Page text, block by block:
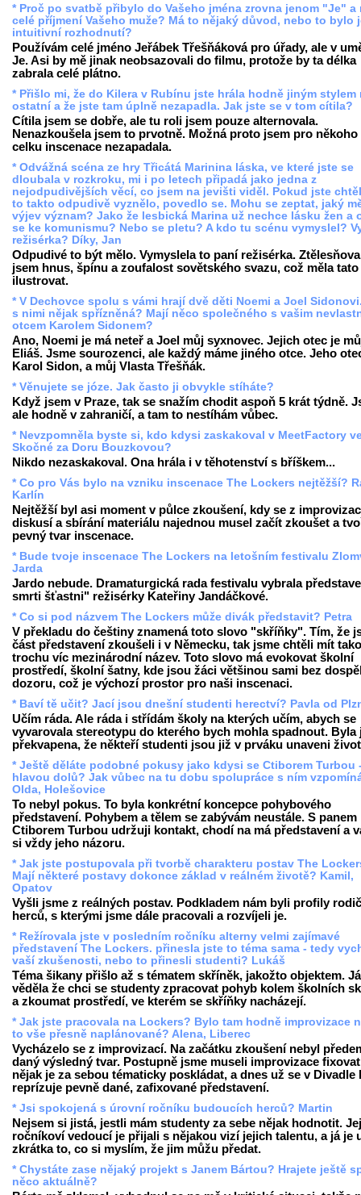
* Proč po svatbě přibylo do Vašeho jména zrovna jenom "Je" a
celé příjmení Vašeho muže? Má to nějaký důvod, nebo to bylo
intuitivní rozhodnutí?
Používám celé jméno Jeřábek Třešňáková pro úřady, ale v
Je. Asi by mě jinak neobsazovali do filmu, protože by ta délka
zabrala celé plátno.
* Přišlo mi, že do Kilera v Rubínu jste hrála hodně jiným stylem
ostatní a že jste tam úplně nezapadla. Jak jste se v tom cítila?
Cítila jsem se dobře, ale tu roli jsem pouze alternovala.
Nenazkoušela jsem to prvotně. Možná proto jsem pro někoho
celku inscenace nezapadala.
* Odvážná scéna ze hry Třicátá Marinina láska, ve které jste se
dloubala v rozkroku, mi i po letech připadá jako jedna z
nejodpudivějších věcí, co jsem na jevišti viděl. Pokud jste
to takto odpudivě vyznělo, povedlo se. Mohu se zeptat, jaký
výjev význam? Jako že lesbická Marina už nechce lásku žen a
se ke komunismu? Nebo se pletu? A kdo tu scénu vymyslel?
režisérka? Díky, Jan
Odpudivé to být mělo. Vymyslela to paní režisérka.
jsem hnus, špínu a zoufalost sovětského svazu, což měla tato
ilustrovat.
* V Dechovce spolu s vámi hrají dvě děti Noemi a Joel
s nimi nějak spřízněná? Mají něco společného s vašim
otcem Karolem Sidonem?
Ano, Noemi je má neteř a Joel můj syxnovec. Jejich otec je
Eliáš. Jsme sourozenci, ale každý máme jiného otce. Jeho
Karol Sidon, a můj Vlasta Třešňák.
* Věnujete se józe. Jak často ji obvykle stíháte?
Když jsem v Praze, tak se snažím chodit aspoň 5 krát týdně.
ale hodně v zahraničí, a tam to nestíhám vůbec.
* Nevzpomněla byste si, kdo kdysi zaskakoval v MeetFactory
Skočné za Doru Bouzkovou?
Nikdo nezaskakoval. Ona hrála i v těhotenství s bříškem...
* Co pro Vás bylo na vzniku inscenace The Lockers nejtěžší?
Karlín
Nejtěžší byl asi moment v půlce zkoušení, kdy se z
diskusí a sbírání materiálu najednou musel začít zkoušet a
pevný tvar inscenace.
* Bude tvoje inscenace The Lockers na letošním festivalu
Jarda
Jardo nebude. Dramaturgická rada festivalu vybrala
smrti šťastni" režisérky Kateřiny Jandáčkové.
* Co si pod názvem The Lockers může divák představit? Petra
V překladu do češtiny znamená toto slovo "skříňky". Tím, že
část představení zkoušeli i v Německu, tak jsme chtěli mít
trochu víc mezinárodní název. Toto slovo má evokovat školní
prostředí, školní šatny, kde jsou žáci většinou sami bez
dozoru, což je výchozí prostor pro naši inscenaci.
* Baví tě učit? Jací jsou dnešní studenti herectví? Pavla od
Učím ráda. Ale ráda i střídám školy na kterých učím, abych se
vyvarovala stereotypu do kterého bych mohla spadnout. Byla
překvapena, že někteří studenti jsou již v prváku unaveni
* Ještě děláte podobné pokusy jako kdysi se Ctiborem Turbou
hlavou dolů? Jak vůbec na tu dobu spolupráce s ním
Olda, Holešovice
To nebyl pokus. To byla konkrétní koncepce pohybového
představení. Pohybem a tělem se zabývám neustále. S panem
Ctiborem Turbou udržuji kontakt, chodí na má představení a
si vždy jeho názoru.
* Jak jste postupovala při tvorbě charakteru postav The
Mají některé postavy dokonce základ v reálném životě? Kamil,
Opatov
Vyšli jsme z reálných postav. Podkladem nám byli profily
herců, s kterými jsme dále pracovali a rozvíjeli je.
* Režírovala jste v posledním ročníku alterny velmi zajímavé
představení The Lockers. přinesla jste to téma sama - tedy
vaší zkušenosti, nebo to přinesli studenti? Lukáš
Téma šikany přišlo až s tématem skříněk, jakožto objektem.
věděla že chci se studenty zpracovat pohyb kolem školních
a zkoumat prostředí, ve kterém se skříňky nacházejí.
* Jak jste pracovala na Lockers? Bylo tam hodně improvizace
to vše přesně naplánované? Alena, Liberec
Vycházelo se z improvizací. Na začátku zkoušení nebyl
daný výsledný tvar. Postupně jsme museli improvizace
nějak je za sebou tématicky poskládat, a dnes už se v Divadle
reprízuje pevně dané, zafixované představení.
* Jsi spokojená s úrovní ročníku budoucích herců? Martin
Nejsem si jistá, jestli mám studenty za sebe nějak hodnotit.
ročníkoví vedoucí je přijali s nějakou vizí jejich talentu, a já je
zkrátka to, co si myslím, že jim můžu předat.
* Chystáte zase nějaký projekt s Janem Bártou? Hrajete ještě
něco aktuálně?